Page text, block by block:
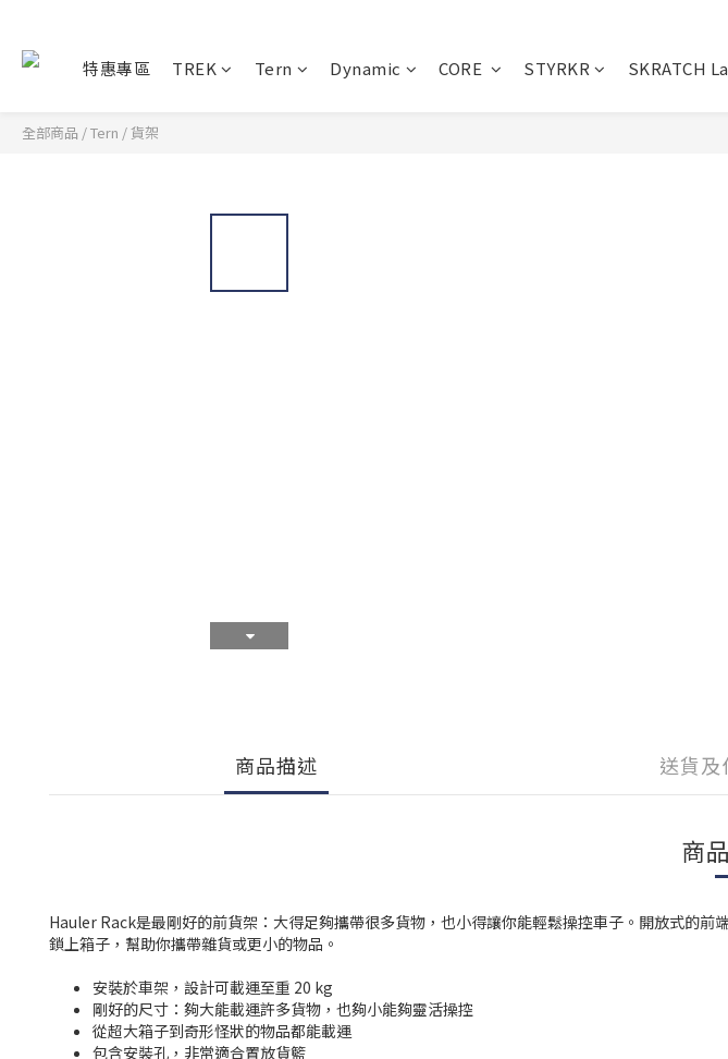
特惠專區 TREK Tern Dynamic CORE STYRKR SKRATCH
全部商品 /Tern /貨架
商品描述 送貨及
商
Hauler Rack是最剛好的前貨架：大得足夠攜帶很多貨物，也小得讓你能輕鬆操控車子。開放式的
鎖上箱子，幫助你攜帶雜貨或更小的物品。
安裝於車架，設計可載運至重 20 kg
剛好的尺寸：夠大能載運許多貨物，也夠小能夠靈活操控
從超大箱子到奇形怪狀的物品都能載運
包含安裝孔，非常適合置放貨籃